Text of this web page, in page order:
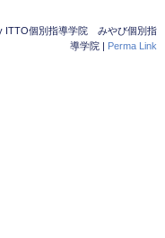
ITTO個別指導学院 みやび個別指
導学院 | Perma Link